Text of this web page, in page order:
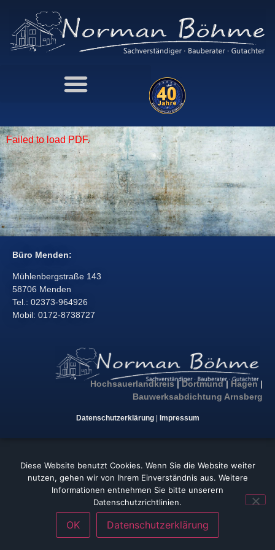
Failed to load PDF.
Büro Menden:
Mühlenbergstraße 143
58706 Menden
Tel.: 02373-964926
Mobil: 0172-8738727
Hochsauerlandkreis|Dortmund| Hagen |
Bauwerksabdichtung Arnsberg
Datenschutzerklärung| Impressum
Diese Website benutzt Cookies. Wenn Sie die Website weiter
nutzen, gehen wir von Ihrem Einverständnis aus. Weitere
Informationen entnehmen Sie bitte unserern
Datenschutzrichtlinien.
OK Datenschutzerklärung